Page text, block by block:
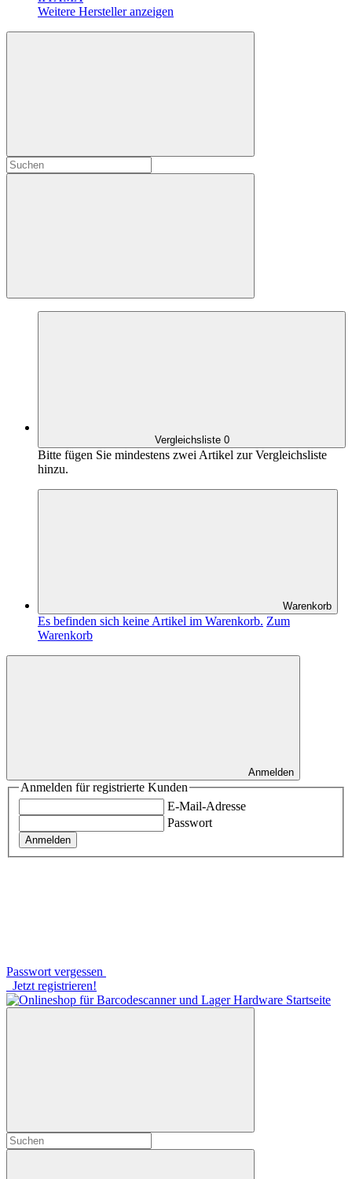
Weitere Hersteller anzeigen
Vergleichsliste 0
Bitte fügen Sie mindestens zwei Artikel zur Vergleichsliste
hinzu.
Warenkorb
Es befinden sich keine Artikel im Warenkorb. Zum
Warenkorb
Anmelden
Anmelden für registrierte Kunden
E-Mail-Adresse
Passwort
Anmelden
Passwort vergessen
Jetzt registrieren!